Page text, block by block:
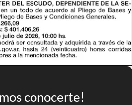
conocerte!